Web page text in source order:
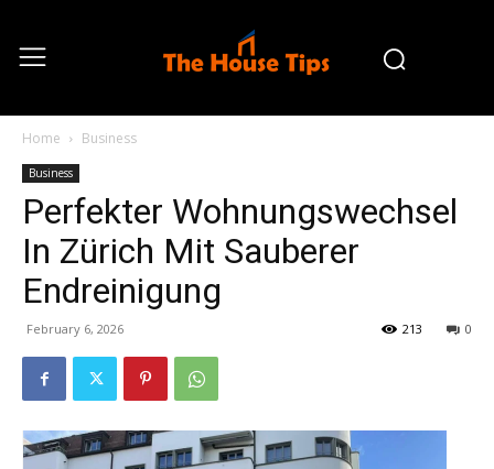
Home Business
Business
Perfekter Wohnungswechsel
In Zürich Mit Sauberer
Endreinigung
February 6, 2026 0
213